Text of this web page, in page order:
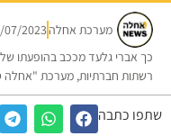
מערכת אחלה 22/07/2023
אברי גלעד מככב בהופעתו של
חברתיות, מערכת "אחלה
כתבה